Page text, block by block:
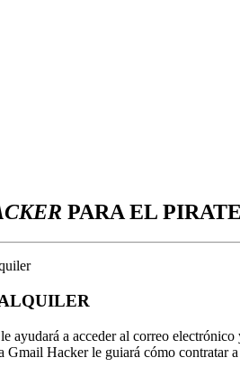
PARA EL
ayudará a acceder al correo
Hacker le guiará cómo contratar